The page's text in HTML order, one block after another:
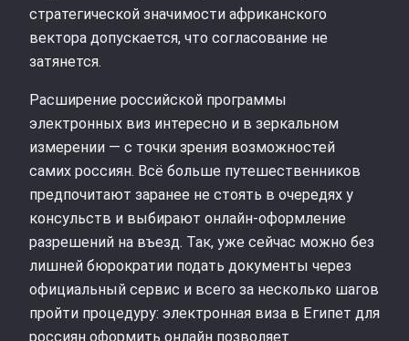
стратегической значимости африканского
вектора допускается, что согласование не
затянется.
Расширение российской программы
электронных виз интересно и в зеркальном
измерении — с точки зрения возможностей
самих россиян. Всё больше путешественников
предпочитают заранее не стоять в очередях у
консульств и выбирают онлайн‑оформление
разрешений на въезд. Так, уже сейчас можно без
лишней бюрократии подать документы через
официальный сервис и всего за несколько шагов
пройти процедуру: электронная виза в Египет для
россиян оформить онлайн позволяет